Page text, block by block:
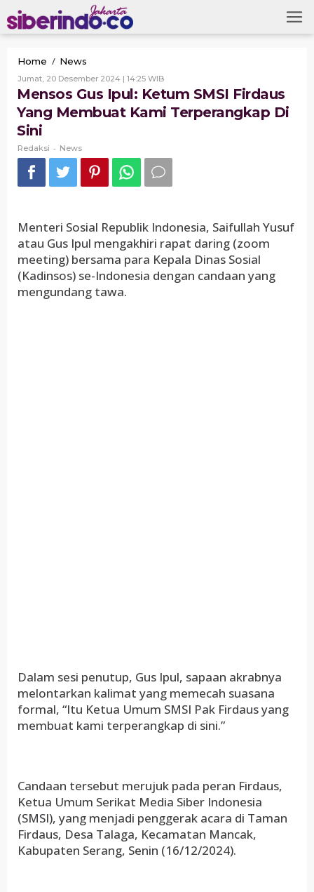
to
content
Home / News
Gus
Ipul:
Ketum
SMSI
Kami
Terperangkap
Di
Jumat, 20 Desember 2024 | 14:25 WIBOleh
Redaksi
Mensos Gus Ipul: Ketum SMSI Firdaus
Yang Membuat Kami Terperangkap Di
Sini
Redaksi - News
Menteri Sosial Republik Indonesia, Saifullah Yusuf
atau Gus Ipul mengakhiri rapat daring (zoom
meeting) bersama para Kepala Dinas Sosial
(Kadinsos) se-Indonesia dengan candaan yang
mengundang tawa.
Dalam sesi penutup, Gus Ipul, sapaan akrabnya
melontarkan kalimat yang memecah suasana
formal, “Itu Ketua Umum SMSI Pak Firdaus yang
membuat kami terperangkap di sini.”
Candaan tersebut merujuk pada peran Firdaus,
Ketua Umum Serikat Media Siber Indonesia
(SMSI), yang menjadi penggerak acara di Taman
Firdaus, Desa Talaga, Kecamatan Mancak,
Kabupaten Serang, Senin (16/12/2024).